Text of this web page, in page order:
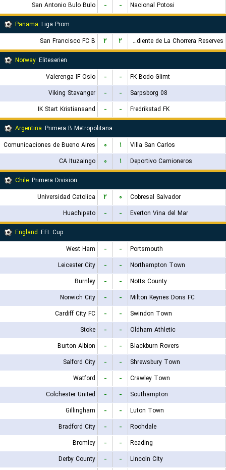
San Antonio Bulo Bulo
- -
Nacional Potosi
Panama Liga Prom
San Francisco FC B
۲ ۲
CA Independiente de La Chorrera Reserves
Norway Eliteserien
Valerenga IF Oslo
- -
FK Bodo Glimt
Viking Stavanger
- -
Sarpsborg 08
IK Start Kristiansand
- -
Fredrikstad FK
Argentina Primera B Metropolitana
Comunicaciones de Bueno Aires
۰ ۱
Villa San Carlos
CA Ituzaingo
۰ ۱
Deportivo Camioneros
Chile Primera Division
Universidad Catolica
۲ ۰
Cobresal Salvador
Huachipato
- -
Everton Vina del Mar
England EFL Cup
West Ham
- -
Portsmouth
Leicester City
- -
Northampton Town
Burnley
- -
Notts County
Norwich City
- -
Milton Keynes Dons FC
Cardiff City FC
- -
Swindon Town
Stoke
- -
Oldham Athletic
Burton Albion
- -
Blackburn Rovers
Salford City
- -
Shrewsbury Town
Watford
- -
Crawley Town
Colchester United
- -
Southampton
Gillingham
- -
Luton Town
Bradford City
- -
Rochdale
Bromley
- -
Reading
Derby County
- -
Lincoln City